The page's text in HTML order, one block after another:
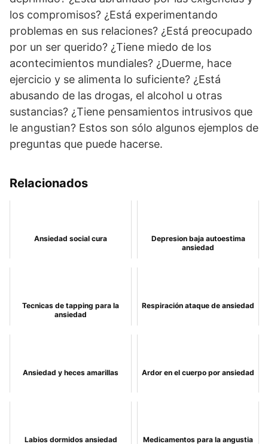
los compromisos? ¿Está experimentando
problemas en sus relaciones? ¿Está preocupado
por un ser querido? ¿Tiene miedo de los
acontecimientos mundiales? ¿Duerme, hace
ejercicio y se alimenta lo suficiente? ¿Está
abusando de las drogas, el alcohol u otras
sustancias? ¿Tiene pensamientos intrusivos que
le angustian? Estos son sólo algunos ejemplos de
preguntas que puede hacerse.
Relacionados
Ansiedad social cura
Depresion baja autoestima
ansiedad
Tecnicas de tapping para la
ansiedad
Respiración ataque de ansiedad
Ansiedad y heces amarillas Ardor en el cuerpo por ansiedad
Labios dormidos ansiedad
Medicamentos para la angustia